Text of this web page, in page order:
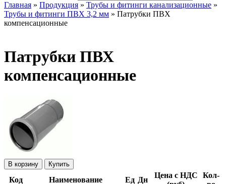
Главная » Продукция » Трубы и фитинги канализационные »
Трубы и фитинги ПВХ 3,2 мм » Патрубки ПВХ
компенсационные
Патрубки ПВХ
компенсационные
Купить
Код Наименование Ед Дн
Цена с НДС
Кол-